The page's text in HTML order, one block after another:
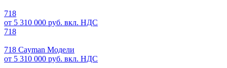
718
от 5 310 000 руб. вкл. НДС
718
718 Cayman Модели
от 5 310 000 руб. вкл. НДС